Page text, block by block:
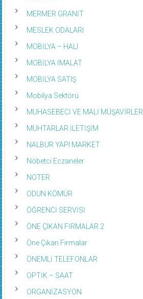
MERMER GRANİT
MESLEK ODALARI
MOBİLYA – HALI
MOBİLYA İMALAT
MOBİLYA SATIŞ
Mobilya Sektörü
MUHASEBECİ VE MALİ MÜŞAVİRLER
MUHTARLAR İLETİŞİM
NALBUR YAPI MARKET
Nöbetci Eczaneler
NOTER
ODUN KÖMÜR
ÖĞRENCİ SERVİSİ
ÖNE ÇIKAN FİRMALAR 2
Öne Çıkan Firmalar
ÖNEMLİ TELEFONLAR
OPTİK – SAAT
ORGANİZASYON